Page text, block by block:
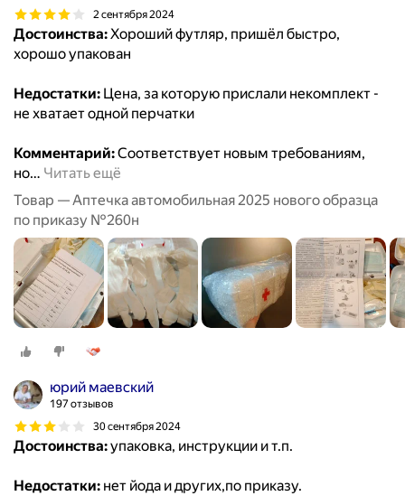
2 сентября 2024
Достоинства:Хороший футляр, пришёл быстро,
хорошо упакован
Недостатки: Цена, за которую прислали некомплект -
не хватает одной перчатки
Комментарий:Соответствует новым требованиям,
но… Читать ещё
Товар — Аптечка автомобильная 2025 нового образца
по приказу №260н
юрий маевский
197 отзывов
30 сентября 2024
Достоинства:упаковка, инструкции и т.п.
Недостатки: нет йода и других,по приказу.